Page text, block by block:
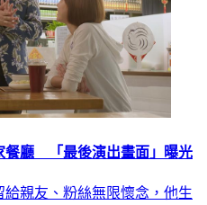
餐廳 「最後演出畫面」曝光
親友、粉絲無限懷念，他生